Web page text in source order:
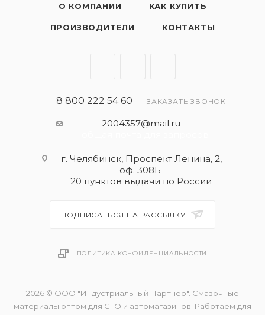
О КОМПАНИИ КАК КУПИТЬ
ПРОИЗВОДИТЕЛИ КОНТАКТЫ
8 800 222 54 60 ЗАКАЗАТЬ ЗВОНОК
2004357@mail.ru
г. Челябинск, Проспект Ленина, 2,
оф. 308Б
20 пунктов выдачи по России
ПОДПИСАТЬСЯ НА РАССЫЛКУ
ПОЛИТИКА КОНФИДЕНЦИАЛЬНОСТИ
2026 © ООО "Индустриальный Партнер". Смазочные
материалы оптом для СТО и автомагазинов. Работаем для